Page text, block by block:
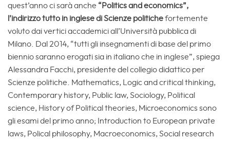
quest’anno ci sarà anche “Politics and economics”,
l’indirizzo tutto in inglese di Scienze politichefortemente
voluto dai vertici accademici all’Università pubblica di
Milano. Dal 2014, “tutti gli insegnamenti di base del primo
biennio saranno erogati sia in italiano che in inglese”, spiega
Alessandra Facchi, presidente del collegio didattico per
Scienze politiche. Mathematics, Logic and critical thinking,
Contemporary history, Public law, Sociology, Political
science, History of Political theories, Microeconomics sono
gli esami del primo anno; Introduction to European private
laws, Polical philosophy, Macroeconomics, Social research